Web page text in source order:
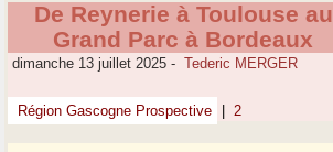
De Reynerie à Toulouse au
Grand Parc à Bordeaux
dimanche 13 juillet 2025 - Tederic MERGER
Région Gascogne Prospective 2